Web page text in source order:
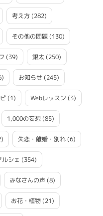
考え方(282)
その他の問題(130)
(39) 銀太 (250)
お知らせ (245)
(1) Webレッスン (3)
1,000の妄想(85)
失恋・離婚・別れ(6)
シェ (354)
みなさんの声(8)
お花・植物(21)